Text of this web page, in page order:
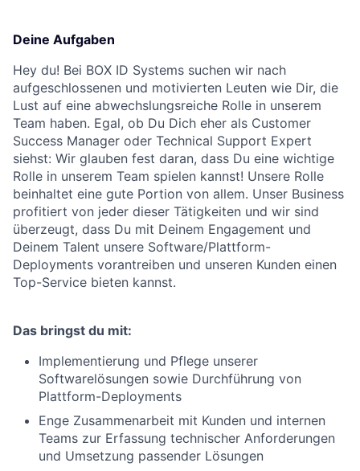
Deine Aufgaben
Hey du! Bei BOX ID Systems suchen wir nach
aufgeschlossenen und motivierten Leuten wie Dir, die
Lust auf eine abwechslungsreiche Rolle in unserem
Team haben. Egal, ob Du Dich eher als Customer
Success Manager oder Technical Support Expert
siehst: Wir glauben fest daran, dass Du eine wichtige
Rolle in unserem Team spielen kannst! Unsere Rolle
beinhaltet eine gute Portion von allem. Unser Business
profitiert von jeder dieser Tätigkeiten und wir sind
überzeugt, dass Du mit Deinem Engagement und
Deinem Talent unsere Software/Plattform-
Deployments vorantreiben und unseren Kunden einen
Top-Service bieten kannst.
Das bringst du mit:
Implementierung und Pflege unserer
Softwarelösungen sowie Durchführung von
Plattform-Deployments
Enge Zusammenarbeit mit Kunden und internen
Teams zur Erfassung technischer Anforderungen
und Umsetzung passender Lösungen